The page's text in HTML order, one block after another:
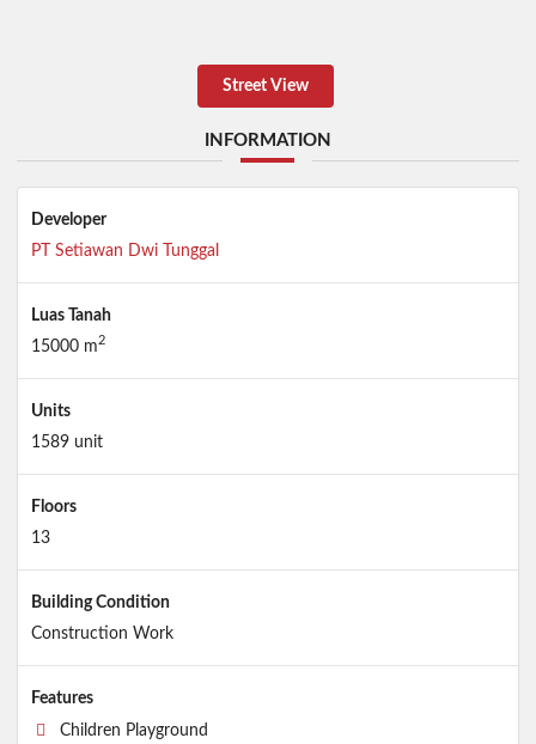
Street View
INFORMATION
Developer
PT Setiawan Dwi Tunggal
Luas Tanah
15000 m2
Units
1589 unit
Floors
13
Building Condition
Construction Work
Features
Children Playground